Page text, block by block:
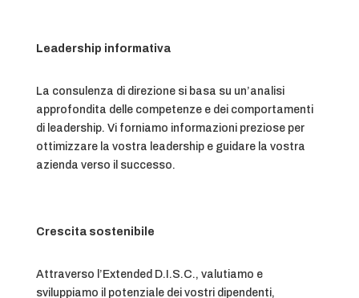
Leadership informativa
La consulenza di direzione si basa su un’analisi
approfondita delle competenze e dei comportamenti
di leadership. Vi forniamo informazioni preziose per
ottimizzare la vostra leadership e guidare la vostra
azienda verso il successo.
Crescita sostenibile
Attraverso l’Extended D.I.S.C., valutiamo e
sviluppiamo il potenziale dei vostri dipendenti,